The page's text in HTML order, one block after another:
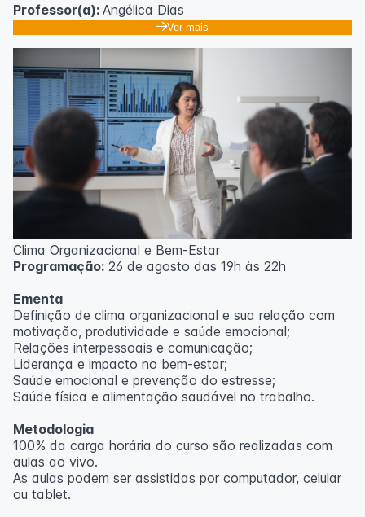
Professor(a): Angélica Dias
Ver mais
Clima Organizacional e Bem-Estar
Programação: 26 de agosto das 19h às 22h
Ementa
Definição de clima organizacional e sua relação com
motivação, produtividade e saúde emocional;
Relações interpessoais e comunicação;
Liderança e impacto no bem-estar;
Saúde emocional e prevenção do estresse;
Saúde física e alimentação saudável no trabalho.
Metodologia
100% da carga horária do curso são realizadas com
aulas ao vivo.
As aulas podem ser assistidas por computador, celular
ou tablet.